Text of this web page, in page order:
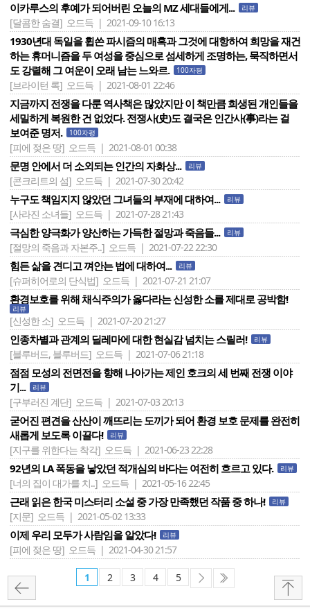
이카루스의 후예가 되어버린 오늘의 MZ 세대들에게... 리뷰
[달콤한 숨결] 오드득 | 2021-09-10 16:13
1930년대 독일을 휩쓴 파시즘의 매혹과 그것에 대항하여 희망을 재건
하는 휴머니즘을 두 여성을 중심으로 섬세하게 조명하는, 묵직하면서
도 강렬해 그 여운이 오래 남는 느와르.
100자평
[브라이턴 록] 오드득 | 2021-08-01 22:46
지금까지 전쟁을 다룬 역사책은 많았지만 이 책만큼 희생된 개인들을
세밀하게 복원한 건 없었다. 전쟁사(史)도 결국은 인간사(事)라는 걸
보여준 명저.
100자평
[피에 젖은 땅] 오드득 | 2021-08-01 00:38
문명 안에서 더 소외되는 인간의 자화상... 리뷰
[콘크리트의 섬] 오드득 | 2021-07-30 20:42
누구도 책임지지 않았던 그녀들의 부재에 대하여... 리뷰
[사라진 소녀들] 오드득 | 2021-07-28 21:43
극심한 양극화가 양산하는 가득한 절망과 죽음들... 리뷰
[절망의 죽음과 자본주..] 오드득 | 2021-07-22 22:30
힘든 삶을 견디고 껴안는 법에 대하여... 리뷰
[슈퍼히어로의 단식법] 오드득 | 2021-07-21 21:07
환경보호를 위해 채식주의가 옳다라는 신성한 소를 제대로 공박함!
리뷰
[신성한 소] 오드득 | 2021-07-20 21:27
인종차별과 관계의 딜레마에 대한 현실감 넘치는 스릴러! 리뷰
[블루버드, 블루버드] 오드득 | 2021-07-06 21:18
점점 모성의 전면전을 향해 나아가는 제인 호크의 세 번째 전쟁 이야
기...
리뷰
[구부러진 계단] 오드득 | 2021-07-03 20:13
굳어진 편견을 산산이 깨뜨리는 도끼가 되어 환경 보호 문제를 완전히
새롭게 보도록 이끌다!
리뷰
[지구를 위한다는 착각] 오드득 | 2021-06-23 22:28
92년의 LA 폭동을 낳았던 적개심의 바다는 여전히 흐르고 있다. 리뷰
[너의 집이 대가를 치..] 오드득 | 2021-05-16 22:45
근래 읽은 한국 미스터리 소설 중 가장 만족했던 작품 중 하나! 리뷰
[지문] 오드득 | 2021-05-02 13:33
이제 우리 모두가 사람임을 알았다! 리뷰
[피에 젖은 땅] 오드득 | 2021-04-30 21:57
1 2 3 4 5